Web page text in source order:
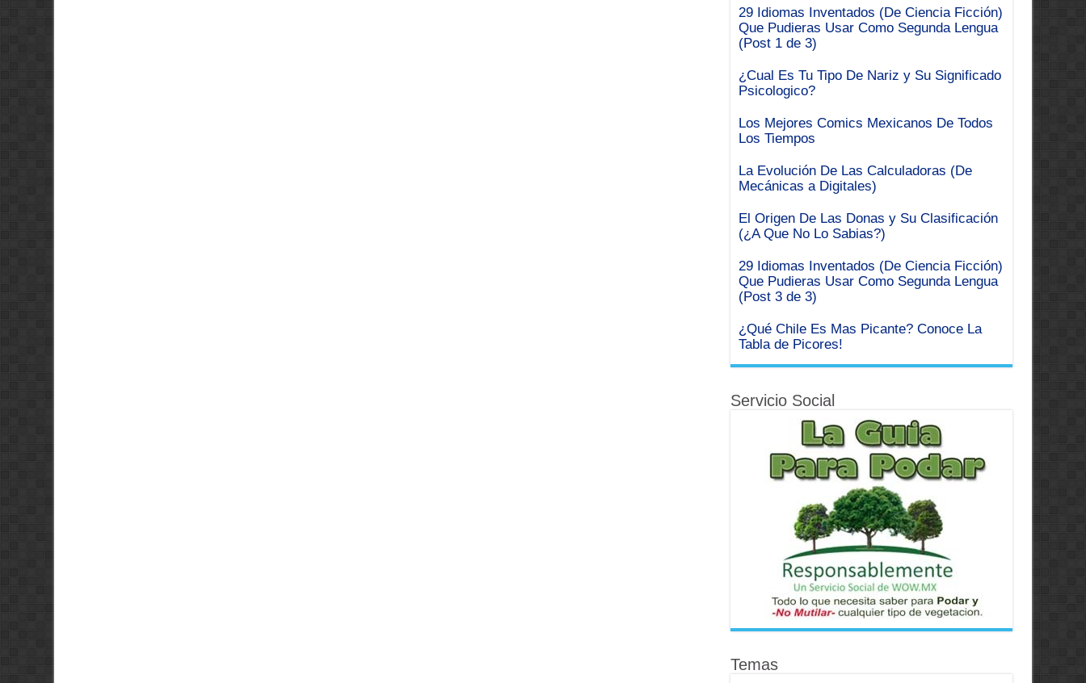
29 Idiomas Inventados (De Ciencia Ficción)
Que Pudieras Usar Como Segunda Lengua
(Post 1 de 3)
¿Cual Es Tu Tipo De Nariz y Su Significado
Psicologico?
Los Mejores Comics Mexicanos De Todos
Los Tiempos
La Evolución De Las Calculadoras (De
Mecánicas a Digitales)
El Origen De Las Donas y Su Clasificación
(¿A Que No Lo Sabias?)
29 Idiomas Inventados (De Ciencia Ficción)
Que Pudieras Usar Como Segunda Lengua
(Post 3 de 3)
¿Qué Chile Es Mas Picante? Conoce La
Tabla de Picores!
Servicio Social
Temas